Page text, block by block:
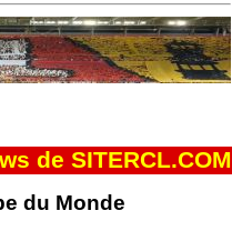
de SITERCL.COM
du Monde